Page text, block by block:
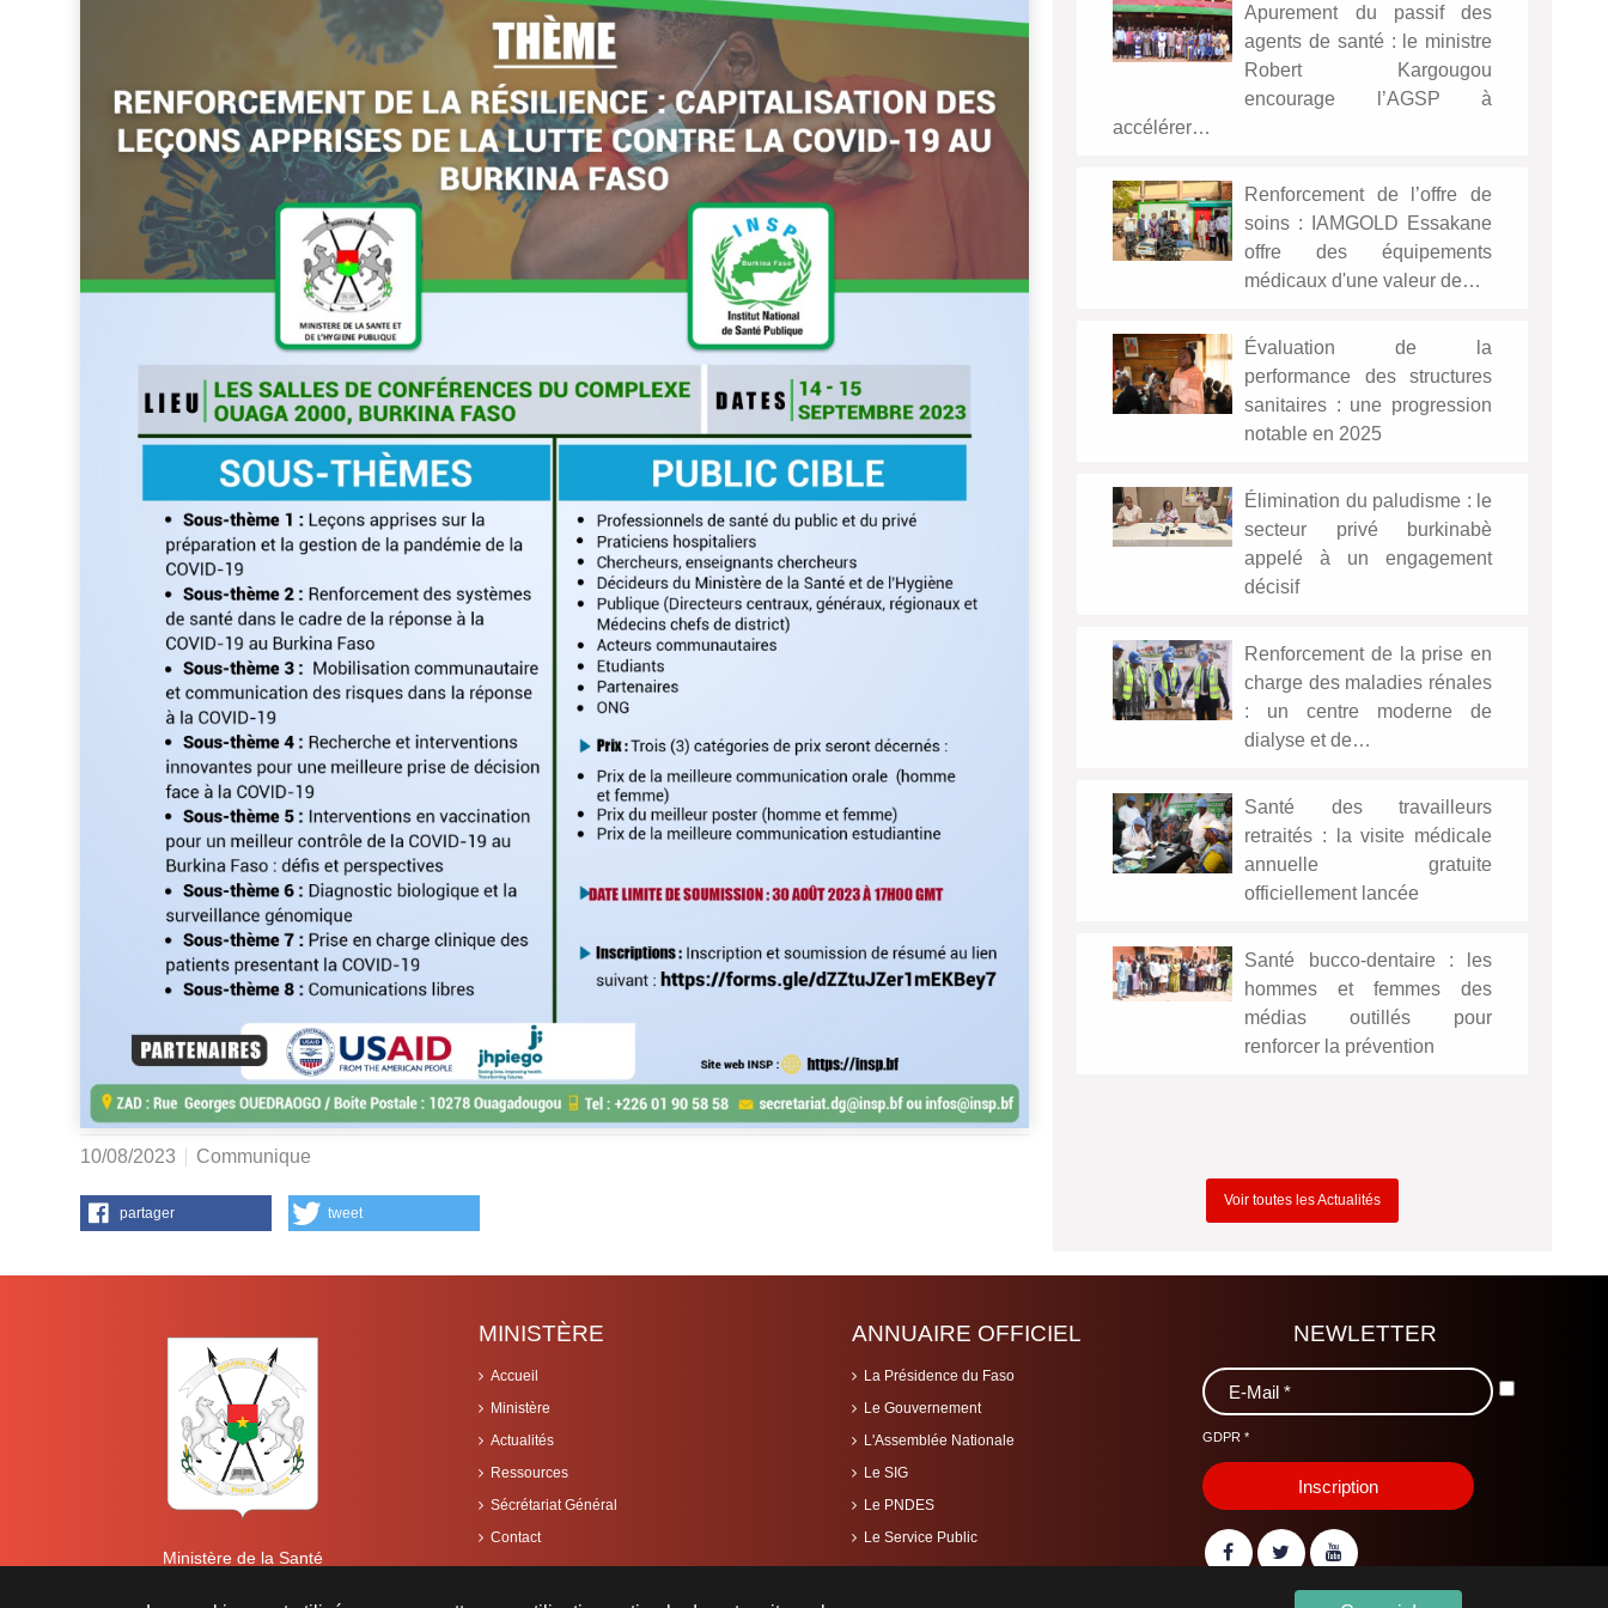
10/08/2023 Communique
partager tweet
Apurement du passif des
agents de santé : le ministre
Robert Kargougou
encourage l’AGSP à
accélérer…
Renforcement de l’offre de
soins : IAMGOLD Essakane
offre des équipements
médicaux d'une valeur de…
Évaluation de la
performance des structures
sanitaires : une progression
notable en 2025
Élimination du paludisme : le
secteur privé burkinabè
appelé à un engagement
décisif
Renforcement de la prise en
charge des maladies rénales
: un centre moderne de
dialyse et de…
Santé des travailleurs
retraités : la visite médicale
annuelle gratuite
officiellement lancée
Santé bucco-dentaire : les
hommes et femmes des
médias outillés pour
renforcer la prévention
Voir toutes les Actualités
Ministère de la Santé
MINISTÈRE
Accueil
Ministère
Actualités
Ressources
Sécrétariat Général
Contact
ANNUAIRE OFFICIEL
La Présidence du Faso
Le Gouvernement
L'Assemblée Nationale
Le SIG
Le PNDES
Le Service Public
NEWLETTER
GDPR *